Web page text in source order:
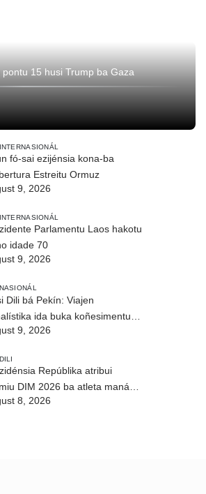
15 husi Trump ba Gaza
INTERNASIONÁL
fó-sai ezijénsia kona-ba
Estreitu Ormuz
9, 2026
INTERNASIONÁL
Parlamentu Laos hakotu
idade 70
9, 2026
NASIONÁL
Dili bá Pekín: Viajen
ida buka koñesimentu
(Parte I)
9, 2026
DILI
Repúblika atribui
DIM 2026 ba atleta manán-
sira8, 2026